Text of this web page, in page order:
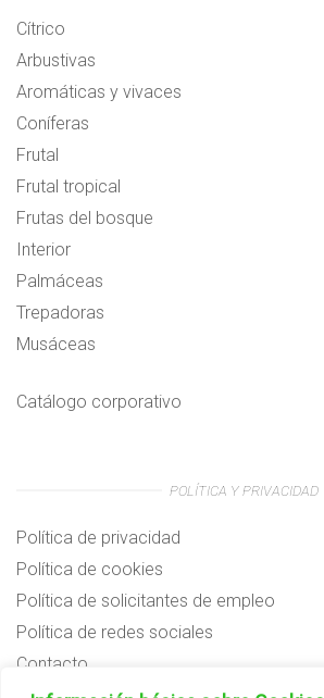
Cítrico
Arbustivas
Aromáticas y vivaces
Coníferas
Frutal
Frutal tropical
Frutas del bosque
Interior
Palmáceas
Trepadoras
Musáceas
Catálogo corporativo
POLÍTICA Y PRIVACIDAD
Política de privacidad
Política de cookies
Política de solicitantes de empleo
Política de redes sociales
Contacto